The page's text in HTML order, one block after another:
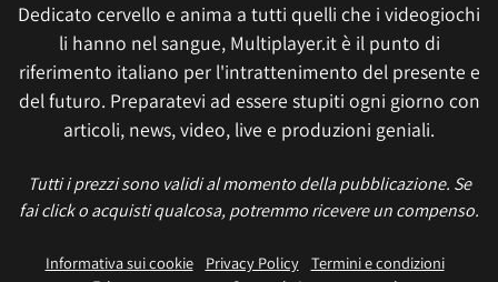
Dedicato cervello e anima a tutti quelli che i videogiochi
li hanno nel sangue, Multiplayer.it è il punto di
riferimento italiano per l'intrattenimento del presente e
del futuro. Preparatevi ad essere stupiti ogni giorno con
articoli, news, video, live e produzioni geniali.
Tutti i prezzi sono validi al momento della pubblicazione. Se
fai click o acquisti qualcosa, potremmo ricevere un compenso.
Informativa sui cookie Privacy Policy
Termini e condizioni